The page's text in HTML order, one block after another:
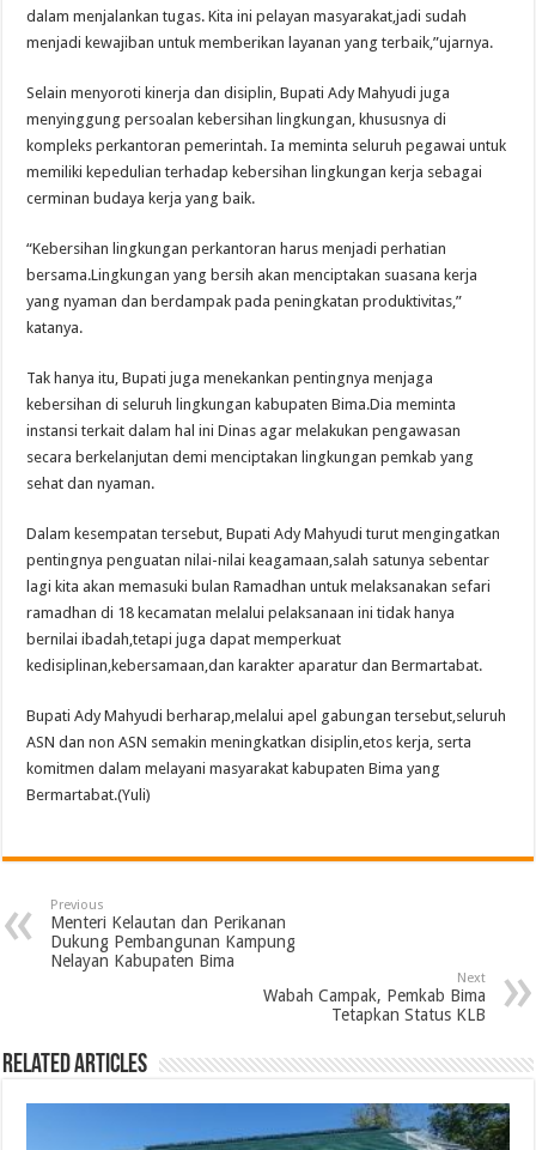
dalam menjalankan tugas. Kita ini pelayan masyarakat,jadi sudah
menjadi kewajiban untuk memberikan layanan yang terbaik,”ujarnya.
Selain menyoroti kinerja dan disiplin, Bupati Ady Mahyudi juga
menyinggung persoalan kebersihan lingkungan, khususnya di
kompleks perkantoran pemerintah. Ia meminta seluruh pegawai untuk
memiliki kepedulian terhadap kebersihan lingkungan kerja sebagai
cerminan budaya kerja yang baik.
“Kebersihan lingkungan perkantoran harus menjadi perhatian
bersama.Lingkungan yang bersih akan menciptakan suasana kerja
yang nyaman dan berdampak pada peningkatan produktivitas,”
katanya.
Tak hanya itu, Bupati juga menekankan pentingnya menjaga
kebersihan di seluruh lingkungan kabupaten Bima.Dia meminta
instansi terkait dalam hal ini Dinas agar melakukan pengawasan
secara berkelanjutan demi menciptakan lingkungan pemkab yang
sehat dan nyaman.
Dalam kesempatan tersebut, Bupati Ady Mahyudi turut mengingatkan
pentingnya penguatan nilai-nilai keagamaan,salah satunya sebentar
lagi kita akan memasuki bulan Ramadhan untuk melaksanakan sefari
ramadhan di 18 kecamatan melalui pelaksanaan ini tidak hanya
bernilai ibadah,tetapi juga dapat memperkuat
kedisiplinan,kebersamaan,dan karakter aparatur dan Bermartabat.
Bupati Ady Mahyudi berharap,melalui apel gabungan tersebut,seluruh
ASN dan non ASN semakin meningkatkan disiplin,etos kerja, serta
komitmen dalam melayani masyarakat kabupaten Bima yang
Bermartabat.(Yuli)
Previous
Menteri Kelautan dan Perikanan
Dukung Pembangunan Kampung
Nelayan Kabupaten Bima
Next
Wabah Campak, Pemkab Bima
Tetapkan Status KLB
Related Articles